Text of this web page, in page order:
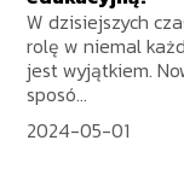
W dzisiejszych
rolę w niemal
jest wyjątkiem.
sposó...
2024-05-01